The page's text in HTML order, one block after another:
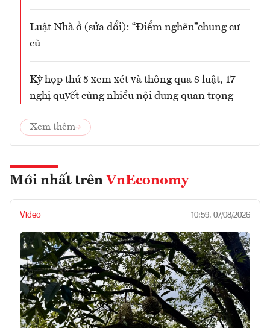
Luật Nhà ở (sửa đổi): “Điểm nghẽn”chung cư
cũ
Kỳ họp thứ 5 xem xét và thông qua 8 luật, 17
nghị quyết cùng nhiều nội dung quan trọng
Xem thêm
Mới nhất trên VnEconomy
Video 10:59, 07/08/2026